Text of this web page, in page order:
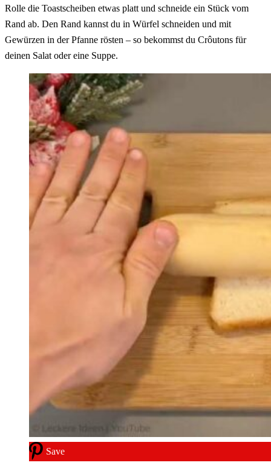
Rolle die Toastscheiben etwas platt und schneide ein Stück vom
Rand ab. Den Rand kannst du in Würfel schneiden und mit
Gewürzen in der Pfanne rösten – so bekommst du Crôutons für
deinen Salat oder eine Suppe.
Save